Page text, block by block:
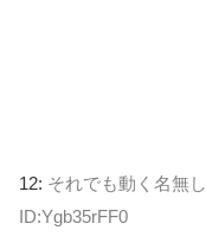
12: それでも動く名無し
ID:Ygb35rFF0